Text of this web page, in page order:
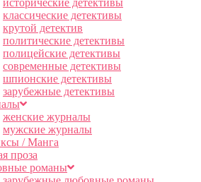
исторические детективы
классические детективы
крутой детектив
политические детективы
полицейские детективы
современные детективы
шпионские детективы
зарубежные детективы
женские журналы
мужские журналы
/ Манга
проза
романы